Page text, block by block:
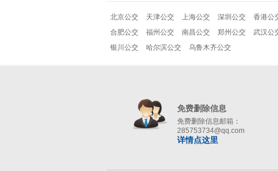
北京公交 天津公交 上海公交 深圳公交 香港公
合肥公交
福州公交 南昌公交 郑州公交 武汉公
银川公交
哈尔滨公交 乌鲁木齐公交
免费删除信息
免费删除信息邮箱：
285753734@qq.com
详情点这里